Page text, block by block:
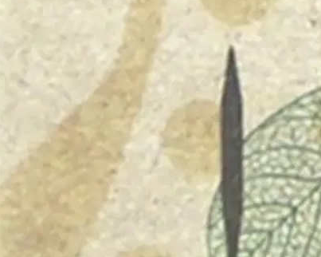
on puutteita tai niitä voisi muuten parantaa, anna palautetta.
5 %.*